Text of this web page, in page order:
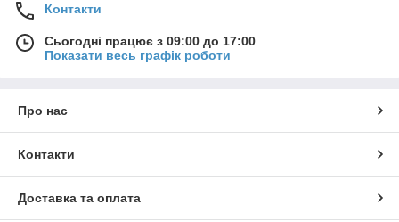
Контакти
Сьогодні працює з 09:00 до 17:00
Показати весь графік роботи
Про нас
Контакти
Доставка та оплата